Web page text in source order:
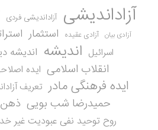
آزاداندیشی آزاداندیشی فردی
آزادی بیان آزادی عقیده استثمار
اسرائیل اندیشه اندیشه
انقلاب اسلامی ایده
ایده فرهنگی مادر تعریف
حمیدرضا شب بویی
روح توحید نفی عبودیت غیر